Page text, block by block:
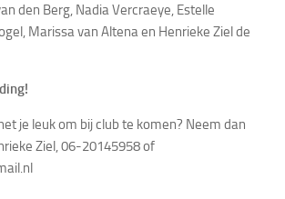
den Berg, Nadia Vercraeye, Estelle
Marissa van Altena en Henrieke Ziel de
je leuk om bij club te komen? Neem dan
Ziel, 06-20145958 of